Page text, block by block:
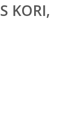
KORI,